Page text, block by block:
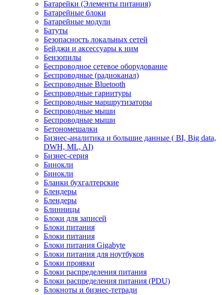
Батарейки (Элементы питания)
Батарейные блоки
Батарейные модули
Батуты
Безопасность локальных сетей
Бейджи и аксесcуары к ним
Бензопилы
Беспроводное сетевое оборудование
Беспроводные (радиоканал)
Беспроводные Bluetooth
Беспроводные гарнитуры
Беспроводные маршрутизаторы
Беспроводные мыши
Беспроводные мыши
Бетономешалки
Бизнес-аналитика и большие данные ( BI, Big data,
DWH, ML, AI)
Бизнес-серия
Бинокли
Бинокли
Бланки бухгалтерские
Блендеры
Блендеры
Блинницы
Блоки для записей
Блоки питания
Блоки питания
Блоки питания Gigabyte
Блоки питания для ноутбуков
Блоки проявки
Блоки распределения питания
Блоки распределения питания (PDU)
Блокноты и бизнес-тетради